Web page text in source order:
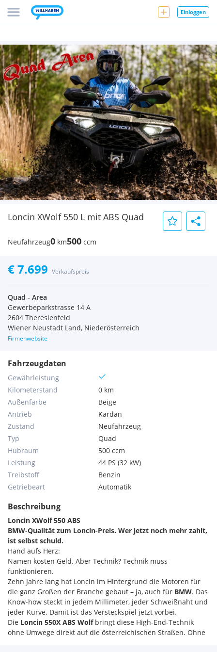
Einloggen
Loncin XWolf 550 L mit ABS Quad
Neufahrzeug0 km500 ccm
€ 7.699 Verkaufspreis
Quad - Area
Gewerbeparkstrasse 14 A
2604 Theresienfeld
Wiener Neustadt Land, Niederösterreich
Firmenwebsite
Fahrzeugdaten
Gewährleistung
Kilometerstand
0 km
Außenfarbe
Beige
Antrieb
Kardan
Zustand
Neufahrzeug
Typ
Quad
Hubraum
500 ccm
Leistung
44 PS (32 kW)
Treibstoff
Benzin
Getriebeart
Automatik
Beschreibung
Loncin XWolf 550 ABS
BMW-Qualität zum Loncin-Preis. Wer jetzt noch mehr zahlt,
ist selbst schuld.
Hand aufs Herz:
Namen kosten Geld. Aber Technik? Technik muss
funktionieren.
Zehn Jahre lang hat Loncin im Hintergrund die Motoren für
die ganz Großen der Branche gebaut – ja, auch für BMW. Das
Know-how steckt in jedem Millimeter, jeder Schweißnaht und
jeder Kurve. Damit ist das Versteckspiel jetzt vorbei.
Die Loncin 550X ABS Wolfbringt diese High-End-Technik
ohne Umwege direkt auf die österreichischen Straßen. Ohne